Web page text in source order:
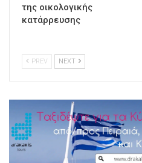
της οικολογικής
κατάρρευσης
PREV NEXT